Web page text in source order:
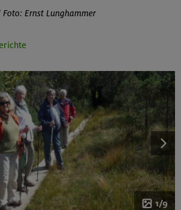
Ernst Lunghammer
1/9